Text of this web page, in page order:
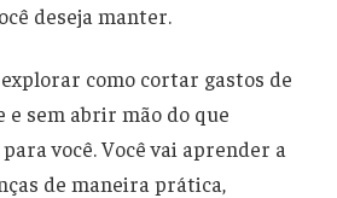
deseja manter.
como cortar gastos de
sem abrir mão do que
você. Você vai aprender a
de maneira prática,